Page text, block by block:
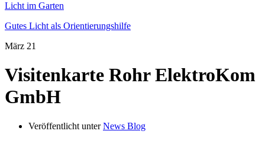
Licht im Garten
Gutes Licht als Orientierungshilfe
März 21
Visitenkarte Rohr ElektroKom
GmbH
Veröffentlicht unterNews Blog